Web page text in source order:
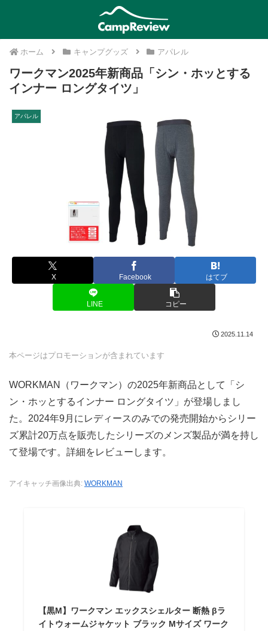
ホーム キャンプグッズ アパレル
ワークマン2025年新商品「シン・ホッとする
インナー ロングタイツ」
アパレル
X Facebook はてブ
LINE コピー
2025.11.14
本ページはプロモーションが含まれています
WORKMAN（ワークマン）の2025年新商品として「シ
ン・ホッとするインナー ロングタイツ」が登場しまし
た。2024年9月にレディースのみでの発売開始からシリー
ズ累計20万点を販売したシリーズのメンズ製品が満を持し
て登場です。詳細をレビューします。
アイキャッチ画像出典: WORKMAN
【黒M】ワークマン エックスシェルター 断熱 βラ
イトウォームジャケット ブラック Mサイズ ワーク